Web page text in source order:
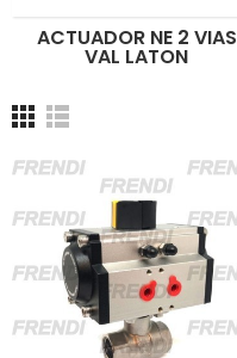
ACTUADOR NE 2 VIAS
VAL LATON